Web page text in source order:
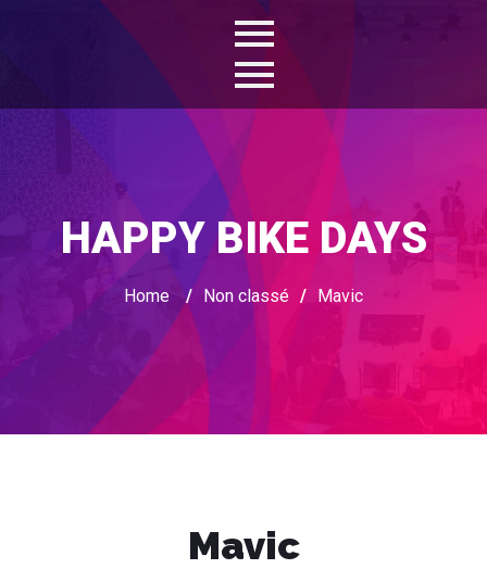
HAPPY BIKE DAYS
Home / Non classé / Mavic
Mavic